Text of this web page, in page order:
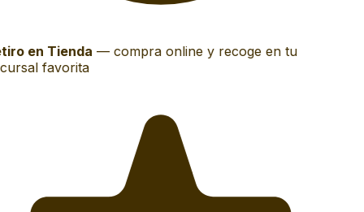
en Tienda— compra online y recoge en tu
favorita